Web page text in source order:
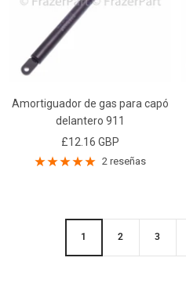
Amortiguador de gas para capó
delantero 911
Precio
de
£12.16 GBP
2 reseñas
1 2 3